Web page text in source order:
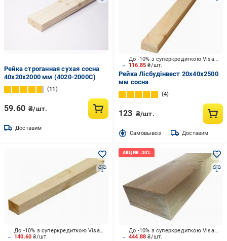
Рейка строганная сухая сосна
40x20x2000 мм (4020-2000С)
11
59.60 ₴/шт.
Доставим
116.85₴/шт.
До -10% з суперкредиткою Visa Вигода
Рейка Лісбудінвест 20х40х2500
мм сосна
4
123 ₴/шт.
Cамовывоз Доставим
140.60₴/шт.
До -10% з суперкредиткою Visa Вигода
444.88₴/шт.
До -10% з суперкредиткою Visa Вигода